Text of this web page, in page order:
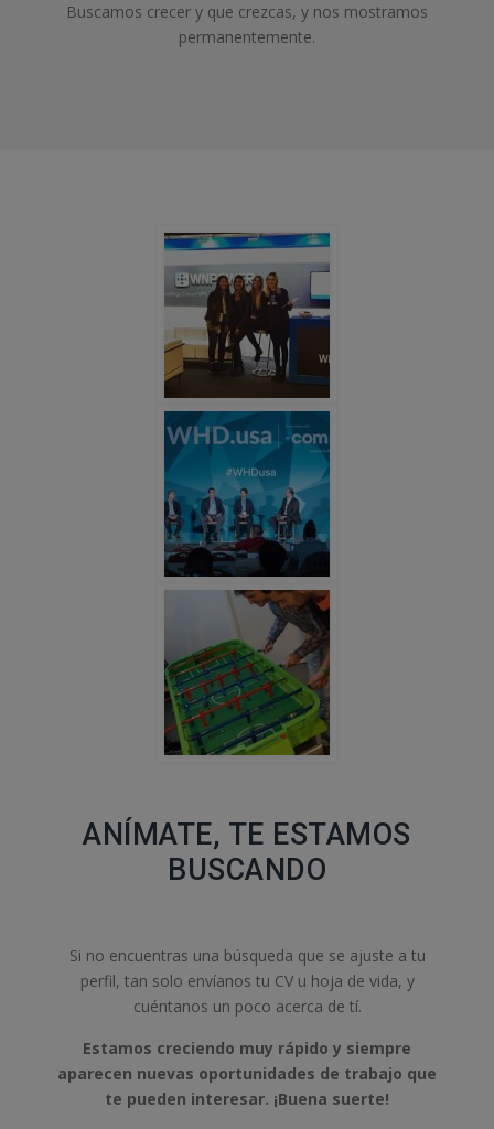
Buscamos crecer y que crezcas, y nos mostramos
permanentemente.
ANÍMATE, TE ESTAMOS
BUSCANDO
Si no encuentras una búsqueda que se ajuste a tu
perfil, tan solo envíanos tu CV u hoja de vida, y
cuéntanos un poco acerca de tí.
Estamos creciendo muy rápido y siempre
aparecen nuevas oportunidades de trabajo que
te pueden interesar. ¡Buena suerte!